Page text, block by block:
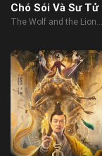
Chó Sói Và Sư Tử
The Wolf and the Lion